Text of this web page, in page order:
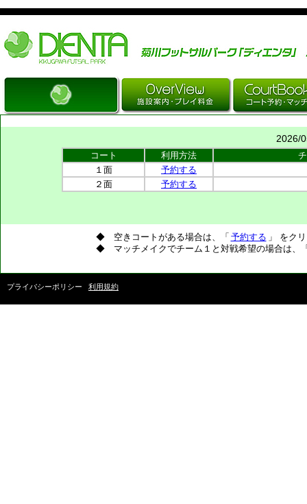
2026/
コート
利用方法
１面
予約する
２面
予約する
◆ 空きコートがある場合は、「 予約する 」 をク
◆ マッチメイクでチーム１と対戦希望の場合は、
プライバシーポリシー 利用規約